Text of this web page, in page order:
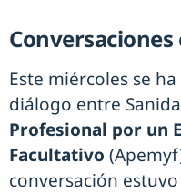
Este miércoles se
diálogo entre
Profesional por un
Facultativo
conversación